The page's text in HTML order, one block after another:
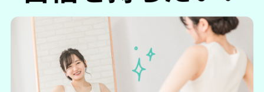
＼定期初回980円で試してみる！／
ブラックジンジャー代謝粒の詳細を見る